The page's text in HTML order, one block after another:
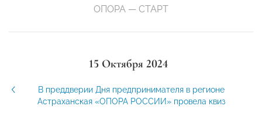
ОПОРА — СТАРТ
15 Октября 2024
В преддверии Дня предпринимателя в регионе
Астраханская «ОПОРА РОССИИ» провела квиз